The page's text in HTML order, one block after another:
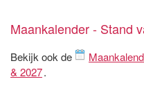
Maankalender - Stand
Bekijk ook de
& 2027.